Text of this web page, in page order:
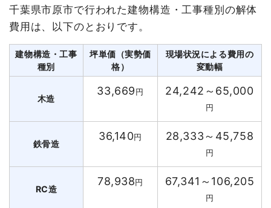
千葉県市原市で行われた建物構造・工事種別の解体
費用は、以下のとおりです。
建物構造・工事
種別
坪単価（実勢価
格）
現場状況による費用の
変動幅
木造
33,669円 24,242～65,000
円
鉄骨造
36,140円 28,333～45,758
円
RC造
78,938円 67,341～106,205
円